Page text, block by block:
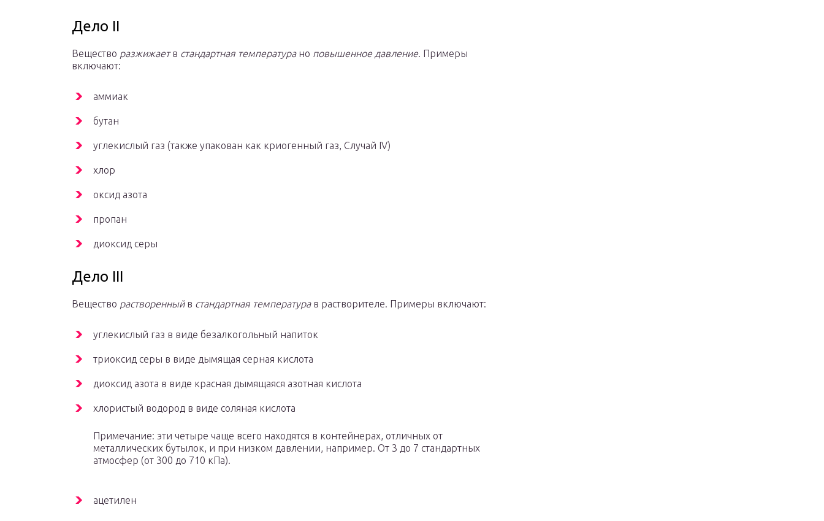
Дело II
Вещество разжижаетв стандартная температурано повышенное давление. Примеры
включают:
аммиак
бутан
углекислый газ (также упакован как криогенный газ, Случай IV)
хлор
оксид азота
пропан
диоксид серы
Дело III
Вещество растворенныйв стандартная температурав растворителе. Примеры включают:
углекислый газ в виде безалкогольный напиток
триоксид серы в виде дымящая серная кислота
диоксид азота в виде красная дымящаяся азотная кислота
хлористый водород в виде соляная кислота
Примечание: эти четыре чаще всего находятся в контейнерах, отличных от
металлических бутылок, и при низком давлении, например. От 3 до 7 стандартных
атмосфер (от 300 до 710 кПа).
ацетилен